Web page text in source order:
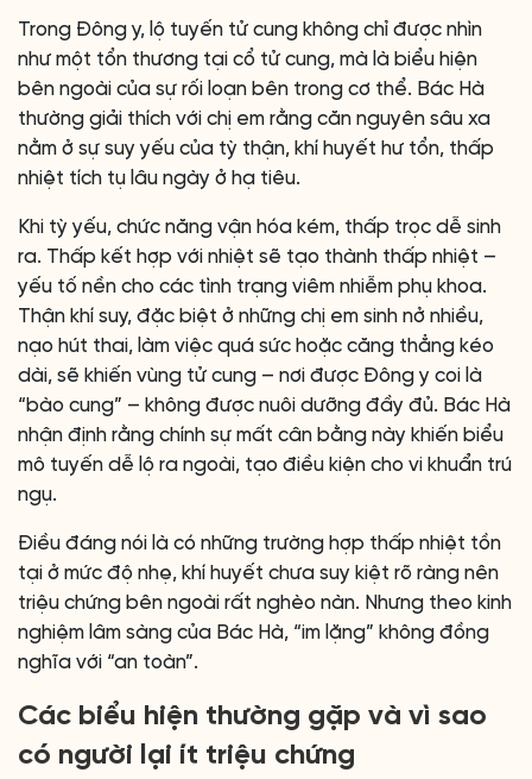
Trong Đông y, lộ tuyến tử cung không chỉ được nhìn
như một tổn thương tại cổ tử cung, mà là biểu hiện
bên ngoài của sự rối loạn bên trong cơ thể. Bác Hà
thường giải thích với chị em rằng căn nguyên sâu xa
nằm ở sự suy yếu của tỳ thận, khí huyết hư tổn, thấp
nhiệt tích tụ lâu ngày ở hạ tiêu.
Khi tỳ yếu, chức năng vận hóa kém, thấp trọc dễ sinh
ra. Thấp kết hợp với nhiệt sẽ tạo thành thấp nhiệt –
yếu tố nền cho các tình trạng viêm nhiễm phụ khoa.
Thận khí suy, đặc biệt ở những chị em sinh nở nhiều,
nạo hút thai, làm việc quá sức hoặc căng thẳng kéo
dài, sẽ khiến vùng tử cung – nơi được Đông y coi là
“bào cung” – không được nuôi dưỡng đầy đủ. Bác Hà
nhận định rằng chính sự mất cân bằng này khiến biểu
mô tuyến dễ lộ ra ngoài, tạo điều kiện cho vi khuẩn trú
ngụ.
Điều đáng nói là có những trường hợp thấp nhiệt tồn
tại ở mức độ nhẹ, khí huyết chưa suy kiệt rõ ràng nên
triệu chứng bên ngoài rất nghèo nàn. Nhưng theo kinh
nghiệm lâm sàng của Bác Hà, “im lặng” không đồng
nghĩa với “an toàn”.
Các biểu hiện thường gặp và vì sao
có người lại ít triệu chứng